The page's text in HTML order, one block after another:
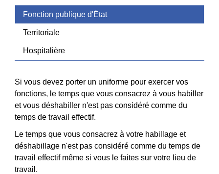
Fonction publique d'État
Territoriale
Hospitalière
Si vous devez porter un uniforme pour exercer vos
fonctions, le temps que vous consacrez à vous habiller
et vous déshabiller n'est pas considéré comme du
temps de travail effectif.
Le temps que vous consacrez à votre habillage et
déshabillage n'est pas considéré comme du temps de
travail effectif même si vous le faites sur votre lieu de
travail.